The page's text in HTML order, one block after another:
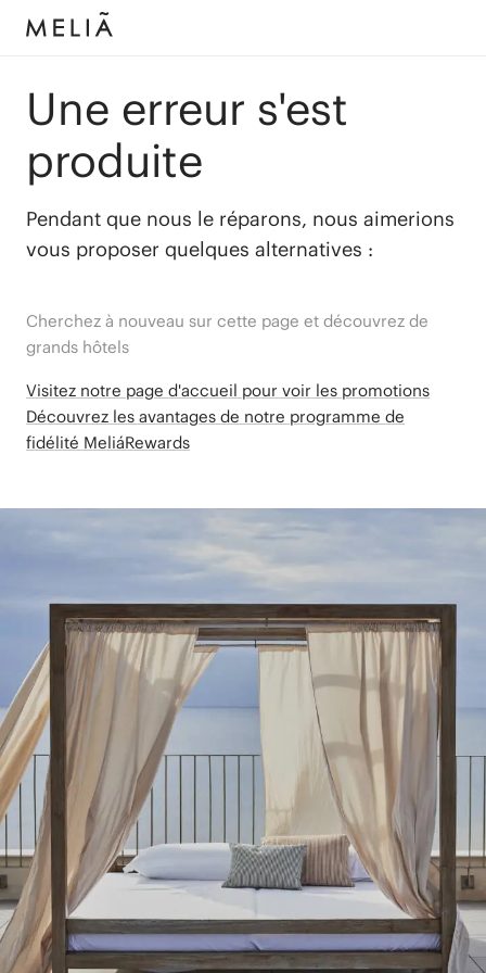
Une erreur s'est
produite
Pendant que nous le réparons, nous aimerions
vous proposer quelques alternatives :
Cherchez à nouveau sur cette page et découvrez de
grands hôtels
Visitez notre page d'accueil pour voir les promotions
Découvrez les avantages de notre programme de
fidélité MeliáRewards